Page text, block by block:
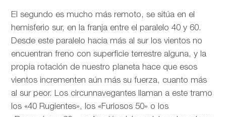
El segundo es mucho más remoto, se sitúa en el
hemisferio sur, en la franja entre el paralelo 40 y 60.
Desde este paralelo hacia más al sur los vientos no
encuentran freno con superficie terrestre alguna, y la
propia rotación de nuestro planeta hace que esos
vientos incrementen aún más su fuerza, cuanto más
al sur peor. Los circunnavegantes llaman a este tramo
los «40 Rugientes», los «Furiosos 50» o los